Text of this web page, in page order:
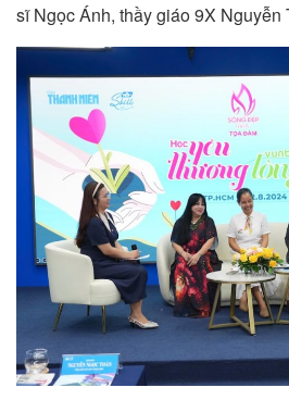
sĩ Ngọc Ánh, thầy giáo 9X Nguyễn